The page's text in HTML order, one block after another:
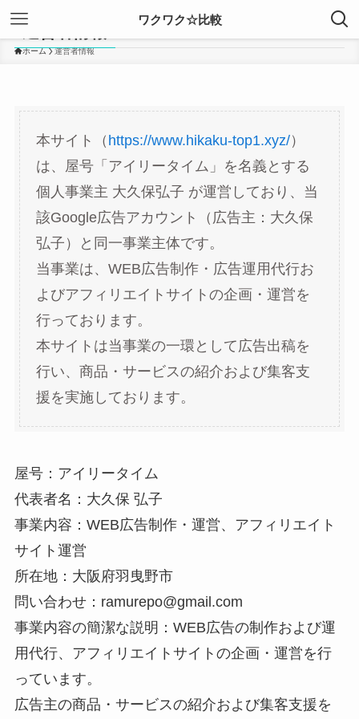
ワクワク☆比較
ホーム 運営者情報
本サイト（ https://www.hikaku-top1.xyz/）
は、屋号「アイリータイム」を名義とする
個人事業主 大久保弘子 が運営しており、当
該Google広告アカウント（広告主：大久保
弘子）と同一事業主体です。
当事業は、WEB広告制作・広告運用代行お
よびアフィリエイトサイトの企画・運営を
行っております。
本サイトは当事業の一環として広告出稿を
行い、商品・サービスの紹介および集客支
援を実施しております。
屋号：アイリータイム
代表者名：大久保 弘子
事業内容：WEB広告制作・運営、アフィリエイト
サイト運営
所在地：大阪府羽曳野市
問い合わせ：ramurepo@gmail.com
事業内容の簡潔な説明：WEB広告の制作および運
用代行、アフィリエイトサイトの企画・運営を行
っています。
広告主の商品・サービスの紹介および集客支援を